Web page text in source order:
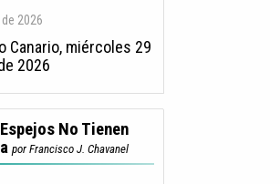
2026
Canario, miércoles 29
2026
No Tienen
por Francisco J. Chavanel